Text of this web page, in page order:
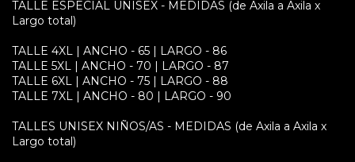
TALLE ESPECIAL UNISEX - MEDIDAS (de Axila a Axila x
Largo total)
TALLE 4XL | ANCHO - 65 | LARGO - 86
TALLE 5XL | ANCHO - 70 | LARGO - 87
TALLE 6XL | ANCHO - 75 | LARGO - 88
TALLE 7XL | ANCHO - 80 | LARGO - 90
TALLES UNISEX NIÑOS/AS - MEDIDAS (de Axila a Axila x
Largo total)